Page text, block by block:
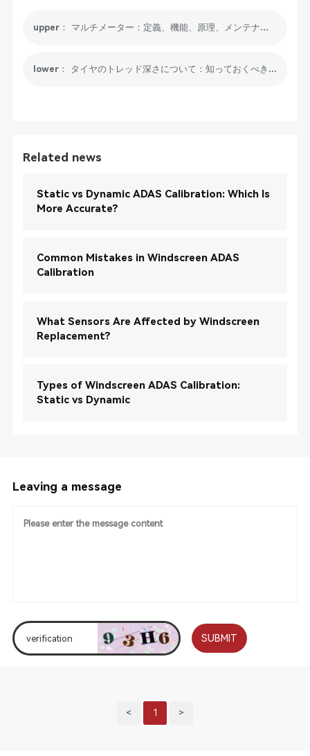
upper： マルチメーター：定義、機能、原理、メンテナンス、トレンド
lower： タイヤのトレッド深さについて：知っておくべきこと
Related news
Static vs Dynamic ADAS Calibration: Which Is
More Accurate?
Common Mistakes in Windscreen ADAS
Calibration
What Sensors Are Affected by Windscreen
Replacement?
Types of Windscreen ADAS Calibration:
Static vs Dynamic
Leaving a message
SUBMIT
< 1 >